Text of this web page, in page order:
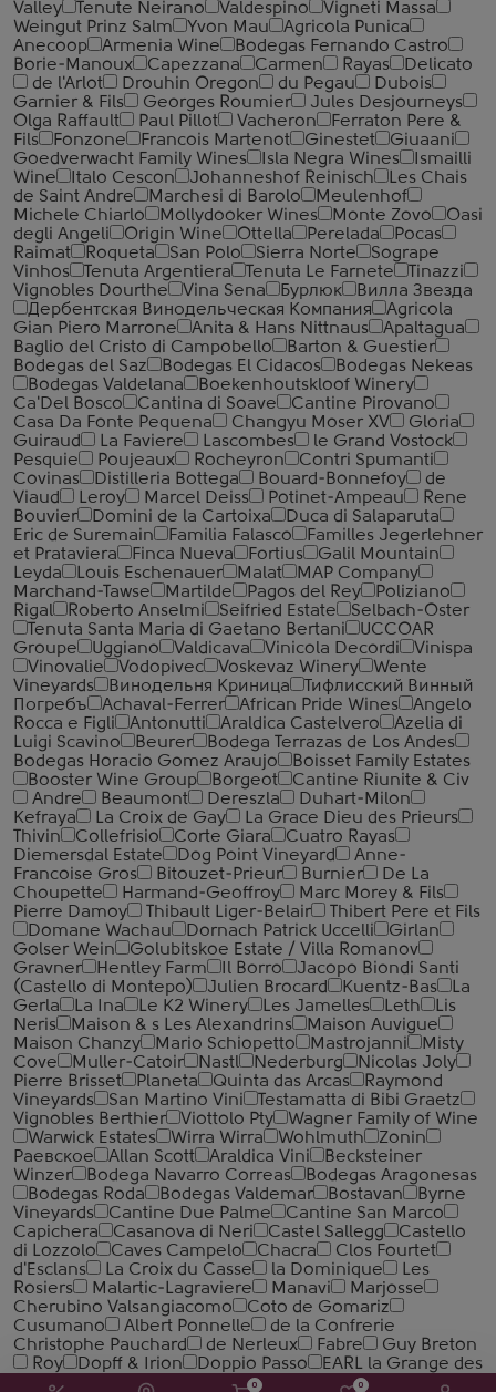
0 0
Valley
Tenute Neirano Valdespino
Vigneti Massa
Weingut Prinz Salm
Yvon Mau
Agricola Punica
Anecoop
Armenia Wine
Bodegas Fernando Castro
Borie-Manoux
Capezzana Carmen Rayas
Delicato
de l'Arlot
Drouhin Oregon du Pegau
Dubois
Garnier & Fils
Georges Roumier
Jules Desjourneys
Olga Raffault
Paul Pillot Vacheron
Ferraton Pere &
Fils
Fonzone Francois Martenot Ginestet
Giuaani
Goedverwacht Family Wines
Isla Negra Wines
Ismailli
Wine
Italo Cescon Johanneshof Reinisch
Les Chais
de Saint Andre
Marchesi di Barolo
Meulenhof
Michele Chiarlo
Mollydooker Wines Monte Zovo
Oasi
degli Angeli
Origin Wine Ottella Perelada
Pocas
Raimat
Roqueta San Polo Sierra Norte
Sogrape
Vinhos
Tenuta Argentiera Tenuta Le Farnete
Tinazzi
Vignobles Dourthe
Vina Sena Бурлюк
Вилла Звезда
Дербентская Винодельческая Компания
Agricola
Gian Piero Marrone
Anita & Hans Nittnaus
Apaltagua
Baglio del Cristo di Campobello
Barton & Guestier
Bodegas del Saz
Bodegas El Cidacos
Bodegas Nekeas
Bodegas Valdelana
Boekenhoutskloof Winery
Ca'Del Bosco
Cantina di Soave
Cantine Pirovano
Casa Da Fonte Pequena
Changyu Moser XV
Gloria
Guiraud
La Faviere Lascombes
le Grand Vostock
Pesquie
Poujeaux Rocheyron
Contri Spumanti
Covinas
Distilleria Bottega Bouard-Bonnefoy
de
Viaud
Leroy Marcel Deiss Potinet-Ampeau
Rene
Bouvier
Domini de la Cartoixa
Duca di Salaparuta
Eric de Suremain
Familia Falasco
Familles Jegerlehner
et Prataviera
Finca Nueva Fortius
Galil Mountain
Leyda
Louis Eschenauer Malat
MAP Company
Marchand-Tawse
Martilde Pagos del Rey
Poliziano
Rigal
Roberto Anselmi Seifried Estate
Selbach-Oster
Tenuta Santa Maria di Gaetano Bertani
UCCOAR
Groupe
Uggiano Valdicava Vinicola Decordi
Vinispa
Vinovalie
Vodopivec Voskevaz Winery
Wente
Vineyards
Винодельня Криница
Тифлисский Винный
Погребъ
Achaval-Ferrer African Pride Wines
Angelo
Rocca е Figli
Antonutti Araldica Castelvero
Azelia di
Luigi Scavino
Beurer
Bodega Terrazas de Los Andes
Bodegas Horacio Gomez Araujo
Boisset Family Estates
Booster Wine Group
Borgeot
Cantine Riunite & Civ
Andre
Beaumont Dereszla
Duhart-Milon
Kefraya
La Croix de Gay
La Grace Dieu des Prieurs
Thivin
Collefrisio Corte Giara
Cuatro Rayas
Diemersdal Estate
Dog Point Vineyard
Anne-
Francoise Gros
Bitouzet-Prieur Burnier
De La
Choupette
Harmand-Geoffroy
Marc Morey & Fils
Pierre Damoy
Thibault Liger-Belair
Thibert Pere et Fils
Domane Wachau
Dornach Patrick Uccelli
Girlan
Golser Wein
Golubitskoe Estate / Villa Romanov
Gravner
Hentley Farm Il Borro
Jacopo Biondi Santi
(Castello di Montepo)
Julien Brocard Kuentz-Bas
La
Gerla
La Ina Le K2 Winery Les Jamelles Leth
Lis
Neris
Maison & s Les Alexandrins
Maison Auvigue
Maison Chanzy
Mario Schiopetto Mastrojanni
Misty
Cove
Muller-Catoir Nastl Nederburg
Nicolas Joly
Pierre Brisset
Planeta Quinta das Arcas
Raymond
Vineyards
San Martino Vini
Testamatta di Bibi Graetz
Vignobles Berthier
Viottolo Pty
Wagner Family of Wine
Warwick Estates
Wirra Wirra Wohlmuth
Zonin
Раевское
Allan Scott Araldica Vini
Becksteiner
Winzer
Bodega Navarro Correas
Bodegas Aragonesas
Bodegas Roda
Bodegas Valdemar Bostavan
Byrne
Vineyards
Cantine Due Palme
Cantine San Marco
Capichera
Casanova di Neri Castel Sallegg
Castello
di Lozzolo
Caves Campelo Chacra
Clos Fourtet
d'Esclans
La Croix du Casse la Dominique
Les
Rosiers
Malartic-Lagraviere Manavi
Marjosse
Cherubino Valsangiacomo
Coto de Gomariz
Cusumano
Albert Ponnelle
de la Confrerie
Christophe Pauchard
de Nerleux Fabre
Guy Breton
Roy
Dopff & Irion Doppio Passo
EARL la Grange des
Peres
Einig-Zenzen Enoitalia Erdevik Georges